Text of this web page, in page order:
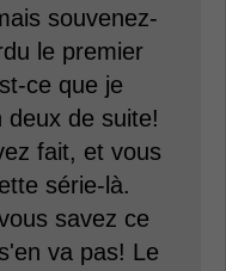
souvenez-
le premier
ce que je
deux de suite!
fait, et vous
série-là.
savez ce
va pas! Le